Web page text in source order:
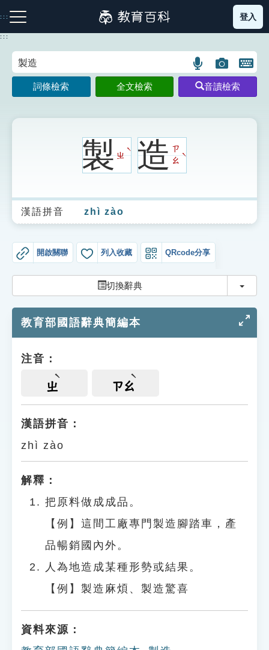
到
主
:::
注音索引圖示 筆畫索引圖示 部首索引表圖示
生字詞彙表
成語故事
索引選單
單字索引
遊戲專區
貓頭鷹博士
登入
:::
語
言
搜
圖
片
搜
開
鍵
圖
詞條檢索 全文檢索 音讀檢索
製ㄓ
ˋ 造ㄗ
ㄠ
ˋ
漢語拼音 zhì zào
開啟關聯 列入收藏 QRcode分享
切換辭典 切換
教育部國語辭典簡編本
注音：
ㄓ ㄗㄠ
漢語拼音：
zhì zào
解釋：
把原料做成成品。
【例】這間工廠專門製造腳踏車，產
品暢銷國內外。
人為地造成某種形勢或結果。
【例】製造麻煩、製造驚喜
資料來源：